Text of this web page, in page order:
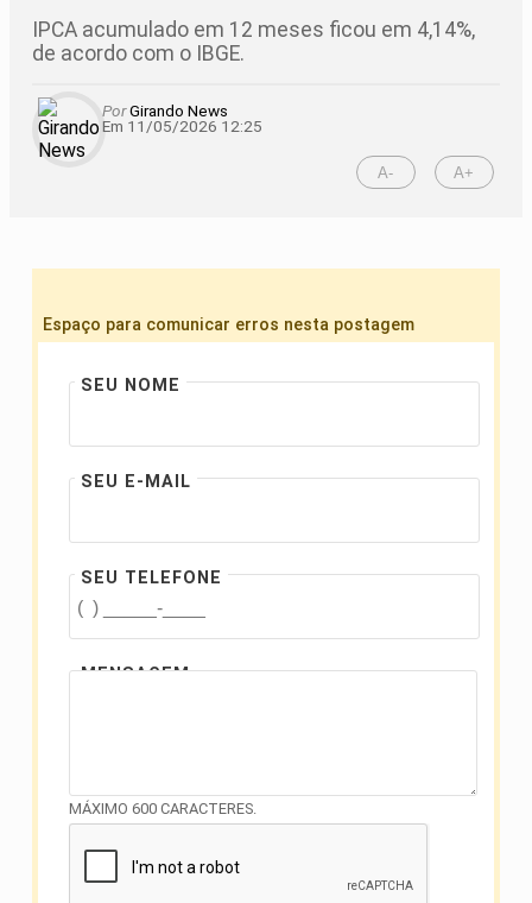
IPCA acumulado em 12 meses ficou em 4,14%,
de acordo com o IBGE.
PorGirando News
Em 11/05/2026 12:25
A- A+
Espaço para comunicar erros nesta postagem
SEU NOME
SEU E-MAIL
SEU TELEFONE
MENSAGEM
MÁXIMO 600 CARACTERES.